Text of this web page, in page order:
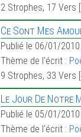
2 Strophes, 17 Vers
Ce Sont Mes
Publié le 06/01/2010
Thème de l'écrit :
9 Strophes, 33 Vers
Le Jour De Notre
Publié le 05/01/
Thème de l'écrit :